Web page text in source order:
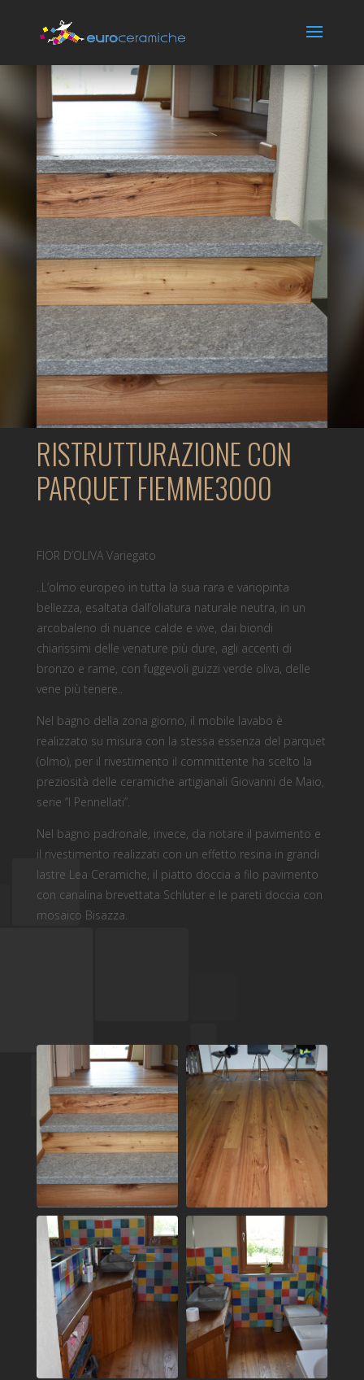
RISTRUTTURAZIONE CON
PARQUET FIEMME3000
FIOR D’OLIVA Variegato
..L’olmo europeo in tutta la sua rara e variopinta
bellezza, esaltata dall’oliatura naturale neutra, in un
arcobaleno di nuance calde e vive, dai biondi
chiarissimi delle venature più dure, agli accenti di
bronzo e rame, con fuggevoli guizzi verde oliva, delle
vene più tenere..
Nel bagno della zona giorno, il mobile lavabo è
realizzato su misura con la stessa essenza del parquet
(olmo), per il rivestimento il committente ha scelto la
preziosità delle ceramiche artigianali Giovanni de Maio,
serie “I Pennellati”.
Nel bagno padronale, invece, da notare il pavimento e
il rivestimento realizzati con un effetto resina in grandi
lastre Lea Ceramiche, il piatto doccia a filo pavimento
con canalina brevettata Schluter e le pareti doccia con
mosaico Bisazza.